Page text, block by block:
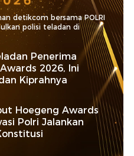
detikcom bersama POLRI
polisi teladan di
Penerima
2026, Ini
Kiprahnya
Hoegeng Awards
Polri Jalankan